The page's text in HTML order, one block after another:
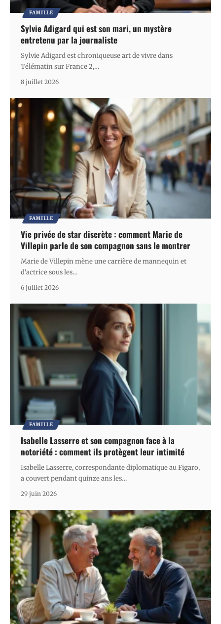
FAMILLE
Sylvie Adigard qui est son mari, un mystère
entretenu par la journaliste
Sylvie Adigard est chroniqueuse art de vivre dans
Télématin sur France 2,…
8 juillet 2026
FAMILLE
Vie privée de star discrète : comment Marie de
Villepin parle de son compagnon sans le montrer
Marie de Villepin mène une carrière de mannequin et
d'actrice sous les…
6 juillet 2026
FAMILLE
Isabelle Lasserre et son compagnon face à la
notoriété : comment ils protègent leur intimité
Isabelle Lasserre, correspondante diplomatique au Figaro,
a couvert pendant quinze ans les…
29 juin 2026